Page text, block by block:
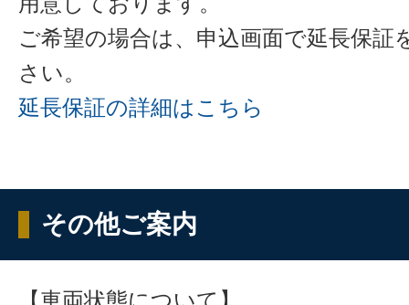
ご希望の場合は、申込画面で延長保証
さい。
延長保証の詳細はこちら
その他ご案内
【車両状態について】